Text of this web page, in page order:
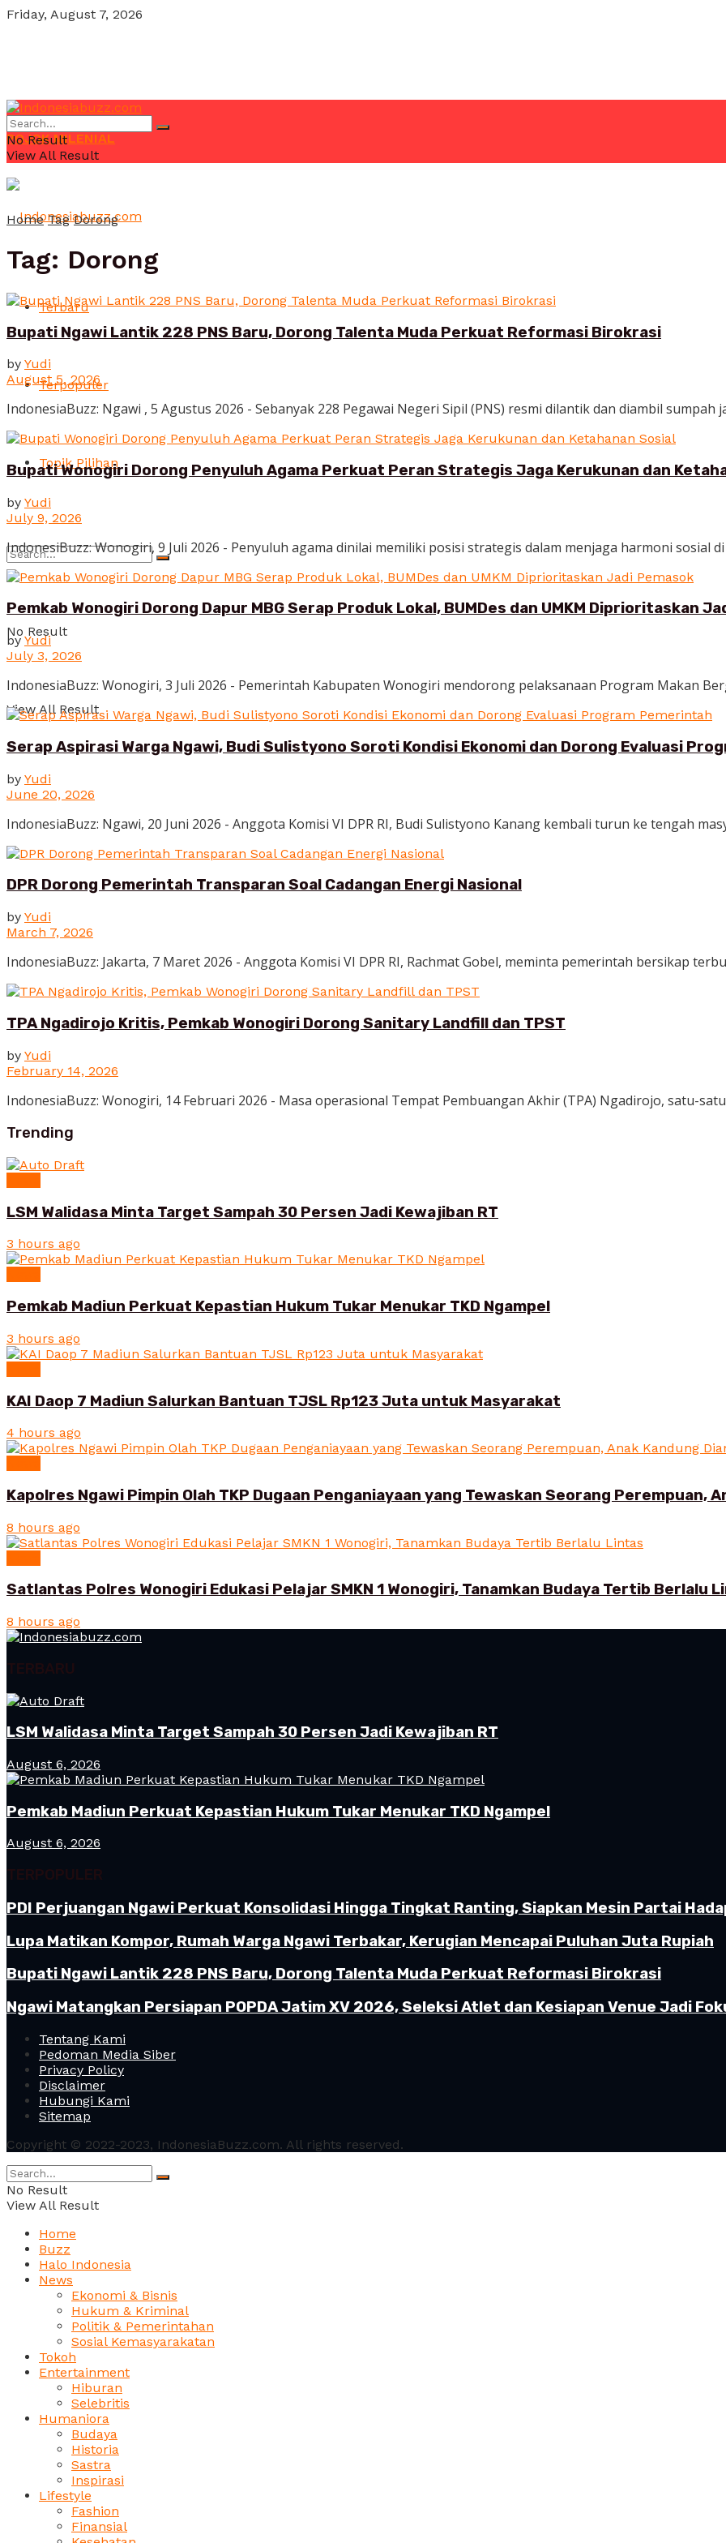
Friday, August 7, 2026
POJOK MILENIAL
Terbaru
Terpopuler
Topik Pilihan
No Result
View All Result
No Result
View All Result
Home Tag Dorong
Tag: Dorong
Bupati Ngawi Lantik 228 PNS Baru, Dorong Talenta Muda Perkuat Reformasi Birokrasi
by Yudi
August 5, 2026
IndonesiaBuzz: Ngawi , 5 Agustus 2026 - Sebanyak 228 Pegawai Negeri Sipil (PNS) resmi dilantik dan diambil sumpah
Bupati Wonogiri Dorong Penyuluh Agama Perkuat Peran Strategis Jaga Kerukunan dan
by Yudi
July 9, 2026
IndonesiBuzz: Wonogiri, 9 Juli 2026 - Penyuluh agama dinilai memiliki posisi strategis dalam menjaga harmoni sosial
Pemkab Wonogiri Dorong Dapur MBG Serap Produk Lokal, BUMDes dan UMKM Diprioritaskan
by Yudi
July 3, 2026
IndonesiaBuzz: Wonogiri, 3 Juli 2026 - Pemerintah Kabupaten Wonogiri mendorong pelaksanaan Program Makan
Serap Aspirasi Warga Ngawi, Budi Sulistyono Soroti Kondisi Ekonomi dan Dorong Evaluasi
by Yudi
June 20, 2026
IndonesiaBuzz: Ngawi, 20 Juni 2026 - Anggota Komisi VI DPR RI, Budi Sulistyono Kanang kembali turun ke tengah
DPR Dorong Pemerintah Transparan Soal Cadangan Energi Nasional
by Yudi
March 7, 2026
IndonesiaBuzz: Jakarta, 7 Maret 2026 - Anggota Komisi VI DPR RI, Rachmat Gobel, meminta pemerintah bersikap
TPA Ngadirojo Kritis, Pemkab Wonogiri Dorong Sanitary Landfill dan TPST
by Yudi
February 14, 2026
IndonesiaBuzz: Wonogiri, 14 Februari 2026 - Masa operasional Tempat Pembuangan Akhir (TPA) Ngadirojo, satu-
Trending
LSM Walidasa Minta Target Sampah 30 Persen Jadi Kewajiban RT
3 hours ago
Pemkab Madiun Perkuat Kepastian Hukum Tukar Menukar TKD Ngampel
3 hours ago
KAI Daop 7 Madiun Salurkan Bantuan TJSL Rp123 Juta untuk Masyarakat
4 hours ago
Kapolres Ngawi Pimpin Olah TKP Dugaan Penganiayaan yang Tewaskan Seorang Perempuan,
8 hours ago
Satlantas Polres Wonogiri Edukasi Pelajar SMKN 1 Wonogiri, Tanamkan Budaya Tertib Berlalu
8 hours ago
TERBARU
LSM Walidasa Minta Target Sampah 30 Persen Jadi Kewajiban RT
August 6, 2026
Pemkab Madiun Perkuat Kepastian Hukum Tukar Menukar TKD Ngampel
August 6, 2026
TERPOPULER
PDI Perjuangan Ngawi Perkuat Konsolidasi Hingga Tingkat Ranting, Siapkan Mesin Partai
Lupa Matikan Kompor, Rumah Warga Ngawi Terbakar, Kerugian Mencapai Puluhan Juta Rupiah
Bupati Ngawi Lantik 228 PNS Baru, Dorong Talenta Muda Perkuat Reformasi Birokrasi
Ngawi Matangkan Persiapan POPDA Jatim XV 2026, Seleksi Atlet dan Kesiapan Venue Jadi
Tentang Kami
Pedoman Media Siber
Privacy Policy
Disclaimer
Hubungi Kami
Sitemap
Copyright © 2022-2023, IndonesiaBuzz.com. All rights reserved.
No Result
View All Result
Home
Buzz
Halo Indonesia
News
Ekonomi & Bisnis
Hukum & Kriminal
Politik & Pemerintahan
Sosial Kemasyarakatan
Tokoh
Entertainment
Hiburan
Selebritis
Humaniora
Budaya
Historia
Sastra
Inspirasi
Lifestyle
Fashion
Finansial